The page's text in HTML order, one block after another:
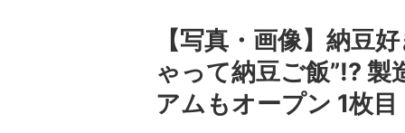
【写真・画像】納豆
ゃって納豆ご飯”!?
アムもオープン 1枚目